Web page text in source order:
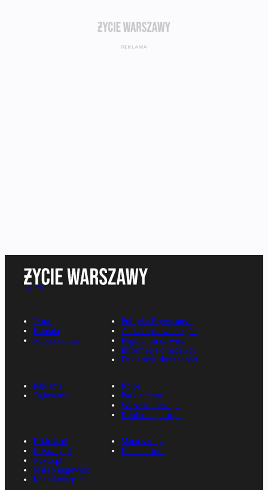
O nas
Kontakt
Napisz do nas
Polityka Prywatności
Zmiana ustawień zgód
Regulamin serwisu
Informacje o nadawcy
Deklaracja dostępności
Reklama
Ogłoszenia
Rp.pl
Parkiet.com
Wiescirolnicze.pl
Konferencje.rp.pl
E-kiosk.pl
E-gazety.pl
Nexto.pl
Mała księgowość
Kancelarierp.pl
Mapa strony
Kalendarium